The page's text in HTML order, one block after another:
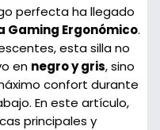
perfecta ha llegado
Gaming Ergonómico.
esta silla no
en negro y gris, sino
confort durante
En este artículo,
principales y